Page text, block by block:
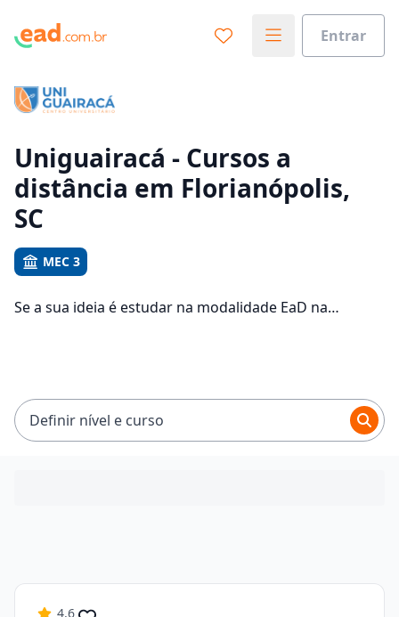
Entrar
Vamos te guiar no caminho ideal para seus estudos
Uniguairacá - Cursos a
distância em Florianópolis,
SC
MEC 3
Se a sua ideia é estudar na modalidade EaD na
R$ 94,08.
Definir nível e curso
4.6